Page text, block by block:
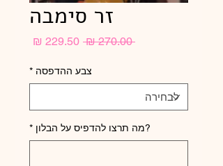
זר סימבה
‏270.00 ‏₪
מחיר
צבע ההדפסה *
?מה תרצו להדפיס על הבלון *